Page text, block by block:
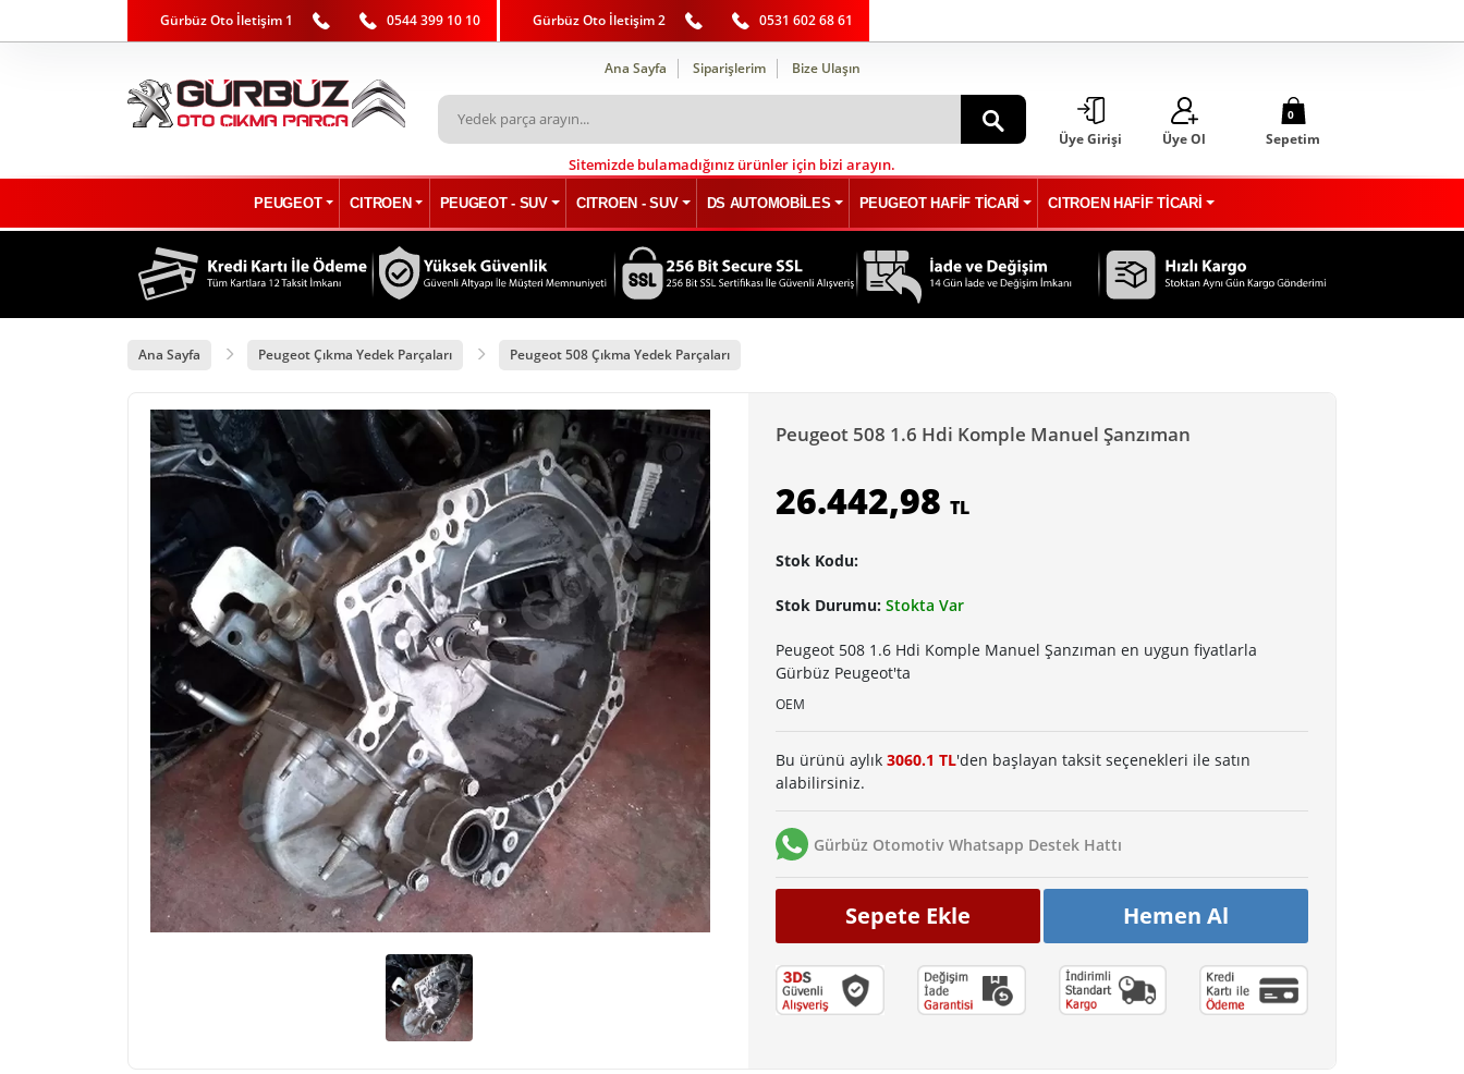
Gürbüz Oto İletişim 1 0544 399 10 10 Gürbüz Oto İletişim 2 0531 602 68 61
Ana Sayfa Siparişlerim Bize Ulaşın
Sitemizde bulamadığınız ürünler için bizi arayın.
Üye Girişi Üye Ol
0
Sepetim
PEUGEOT CITROEN PEUGEOT - SUV CITROEN - SUV DS AUTOMOBİLES PEUGEOT HAFİF TİCARİ CITROEN HAFİF TİCARİ
Ana Sayfa Peugeot Çıkma Yedek Parçaları Peugeot 508 Çıkma Yedek Parçaları
Peugeot 508 1.6 Hdi Komple Manuel Şanzıman
26.442,98 TL
Stok Kodu:
Stok Durumu: Stokta Var
Peugeot 508 1.6 Hdi Komple Manuel Şanzıman en uygun fiyatlarla
Gürbüz Peugeot'ta
OEM
Bu ürünü aylık 3060.1 TL'den başlayan taksit seçenekleri ile satın
alabilirsiniz.
Gürbüz Otomotiv Whatsapp Destek Hattı
Sepete Ekle Hemen Al